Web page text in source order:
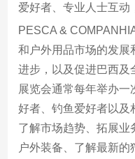
爱好者、专业人士互动
PESCA &
和户外用品市场的发展
进步，以及促进巴西及
展览会通常每年举办
好者、钓鱼爱好者以及
了解市场趋势、拓展业
户外装备、了解最新